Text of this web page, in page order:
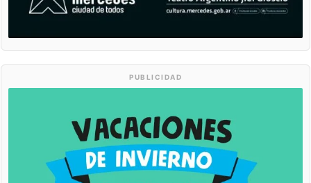
PUBLICIDAD